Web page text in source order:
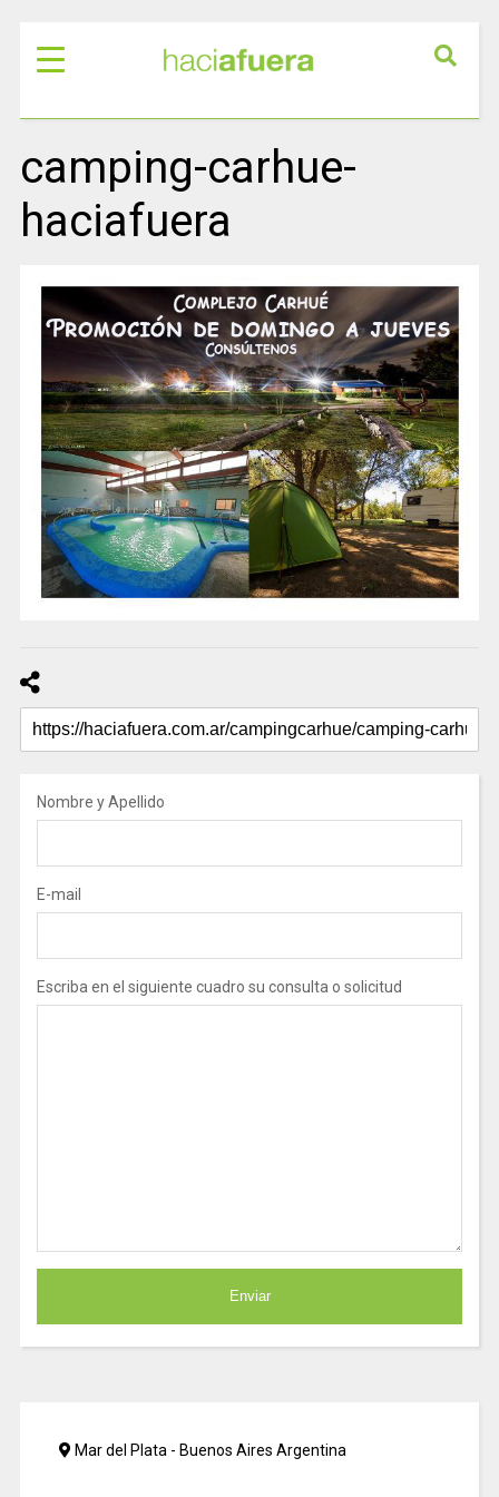
camping-carhue-
haciafuera
Nombre y Apellido
E-mail
Escriba en el siguiente cuadro su consulta o solicitud
Mar del Plata - Buenos Aires Argentina